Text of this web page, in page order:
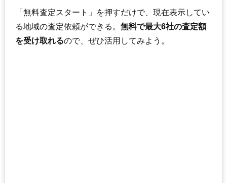
「無料査定スタート」を押すだけで、現在表示してい
る地域の査定依頼ができる。 無料で最大6社の査定額
を受け取れるので、ぜひ活用してみよう。